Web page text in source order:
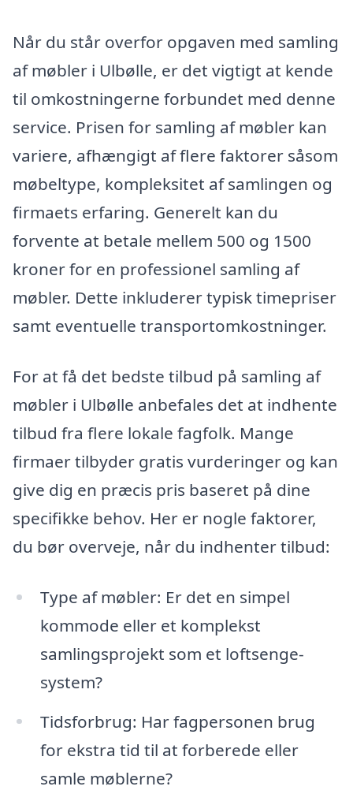
Når du står overfor opgaven med samling
af møbler i Ulbølle, er det vigtigt at kende
til omkostningerne forbundet med denne
service. Prisen for samling af møbler kan
variere, afhængigt af flere faktorer såsom
møbeltype, kompleksitet af samlingen og
firmaets erfaring. Generelt kan du
forvente at betale mellem 500 og 1500
kroner for en professionel samling af
møbler. Dette inkluderer typisk timepriser
samt eventuelle transportomkostninger.
For at få det bedste tilbud på samling af
møbler i Ulbølle anbefales det at indhente
tilbud fra flere lokale fagfolk. Mange
firmaer tilbyder gratis vurderinger og kan
give dig en præcis pris baseret på dine
specifikke behov. Her er nogle faktorer,
du bør overveje, når du indhenter tilbud:
Type af møbler: Er det en simpel
kommode eller et komplekst
samlingsprojekt som et loftsenge-
system?
Tidsforbrug: Har fagpersonen brug
for ekstra tid til at forberede eller
samle møblerne?